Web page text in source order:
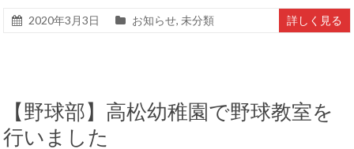
2020年3月3日 お知らせ, 未分類 詳しく見る
【野球部】高松幼稚園で野球教室を
行いました